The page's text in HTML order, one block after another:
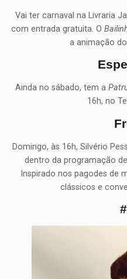
Vai ter carnaval na Livraria
com entrada gratuita. O
a animação
Ainda no sábado, tem a
16h, no
Domingo, às 16h, Silvério
dentro da programação
Inspirado nos pagodes de
clássicos e